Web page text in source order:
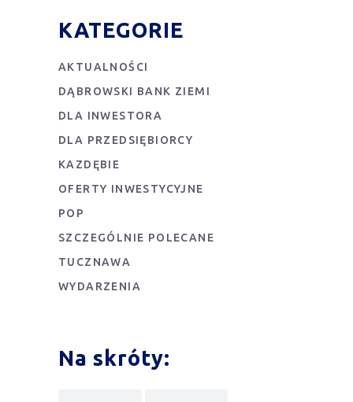
KATEGORIE
AKTUALNOŚCI
DĄBROWSKI BANK ZIEMI
DLA INWESTORA
DLA PRZEDSIĘBIORCY
KAZDĘBIE
OFERTY INWESTYCYJNE
POP
SZCZEGÓLNIE POLECANE
TUCZNAWA
WYDARZENIA
Na skróty: